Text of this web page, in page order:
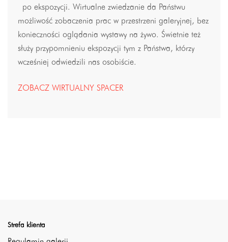
po ekspozycji. Wirtualne zwiedzanie da Państwu
możliwość zobaczenia prac w przestrzeni galeryjnej, bez
konieczności oglądania wystawy na żywo. Świetnie też
służy przypomnieniu ekspozycji tym z Państwa, którzy
wcześniej odwiedzili nas osobiście.
ZOBACZ WIRTUALNY SPACER
Strefa klienta